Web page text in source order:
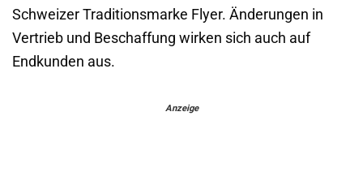
Schweizer Traditionsmarke Flyer. Änderungen in
Vertrieb und Beschaffung wirken sich auch auf
Endkunden aus.
Anzeige